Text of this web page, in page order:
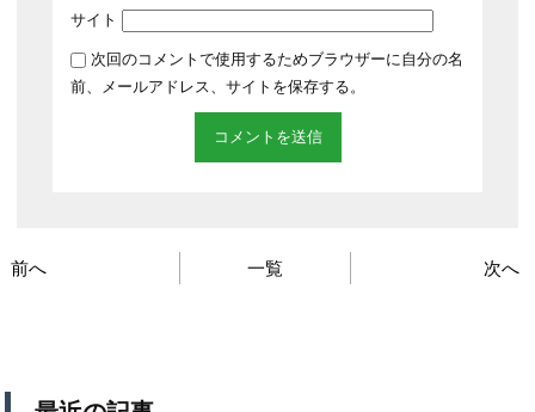
サイト
次回のコメントで使用するためブラウザーに自分の名
前、メールアドレス、サイトを保存する。
前へ 一覧 次へ